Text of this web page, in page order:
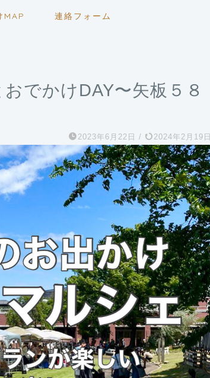
MAP 連絡フォーム
でかけDAY〜矢板５８
2023年6月22日 / 2024年2月19日